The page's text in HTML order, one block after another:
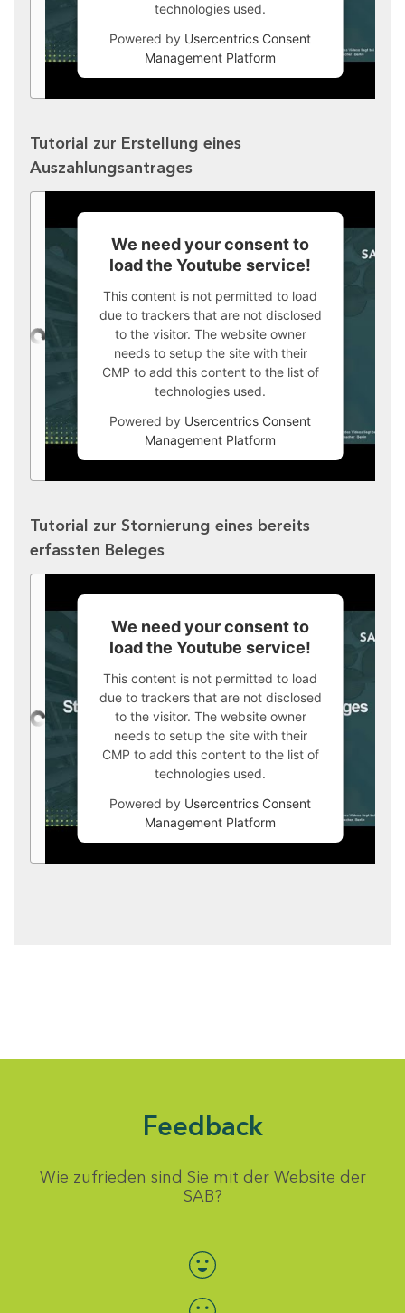
technologies used.
Powered by Usercentrics Consent
Management Platform
Tutorial zur Erstellung eines
Auszahlungsantrages
We need your consent to
load the Youtube service!
This content is not permitted to load
due to trackers that are not disclosed
to the visitor. The website owner
needs to setup the site with their
CMP to add this content to the list of
technologies used.
Powered by Usercentrics Consent
Management Platform
Tutorial zur Stornierung eines bereits
erfassten Beleges
We need your consent to
load the Youtube service!
This content is not permitted to load
due to trackers that are not disclosed
to the visitor. The website owner
needs to setup the site with their
CMP to add this content to the list of
technologies used.
Powered by Usercentrics Consent
Management Platform
Feedback
Wie zufrieden sind Sie mit der Website der
SAB?
Bewertung auswählen